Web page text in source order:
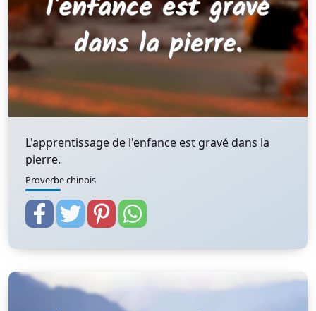
L'apprentissage de l'enfance est gravé dans la
pierre.
Proverbe chinois